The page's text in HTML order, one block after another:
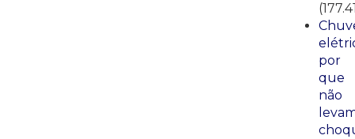
por
que
não